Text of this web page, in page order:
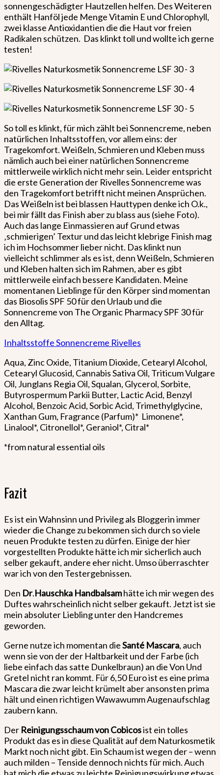
sonnengeschädigter Hautzellen helfen. Des Weiteren
enthält Hanföl jede Menge Vitamin E und Chlorophyll,
zwei klasse Antioxidantien die die Haut vor freien
Radikalen schützen. Das klinkt toll und wollte ich gerne
testen!
So toll es klinkt, für mich zählt bei Sonnencreme, neben
natürlichen Inhaltsstoffen, vor allem eins: der
Tragekomfort. Weißeln, Schmieren und Kleben muss
nämlich auch bei einer natürlichen Sonnencreme
mittlerweile wirklich nicht mehr sein. Leider entspricht
die erste Generation der Rivelles Sonnencreme was
den Tragekomfort betrifft nicht meinen Ansprüchen.
Das Weißeln ist bei blassen Hauttypen denke ich O.k.,
bei mir fällt das Finish aber zu blass aus (siehe Foto).
Auch das lange Einmassieren auf Grund etwas
‚schmierigen’ Textur und das leicht klebrige Finish mag
ich im Hochsommer lieber nicht. Das klinkt nun
vielleicht schlimmer als es ist, denn Weißeln, Schmieren
und Kleben halten sich im Rahmen, aber es gibt
mittlerweile einfach bessere Kandidaten. Meine
momentanen Lieblinge für den Körper sind momentan
das Biosolis SPF 50 für den Urlaub und die
Sonnencreme von The Organic Pharmacy SPF 30 für
den Alltag.
Inhaltsstoffe Sonnencreme Rivelles
Aqua, Zinc Oxide, Titanium Dioxide, Cetearyl Alcohol,
Cetearyl Glucosid, Cannabis Sativa Oil, Triticum Vulgare
Oil, Junglans Regia Oil, Squalan, Glycerol, Sorbite,
Butyrospermum Parkii Butter, Lactic Acid, Benzyl
Alcohol, Benzoic Acid, Sorbic Acid, Trimethylglycine,
Xanthan Gum, Fragrance (Parfum)* Limonene*,
Linalool*, Citronellol*, Geraniol*, Citral*
*from natural essential oils
Fazit
Es ist ein Wahnsinn und Privileg als Bloggerin immer
wieder die Change zu bekommen sich durch so viele
neuen Produkte testen zu dürfen. Einige der hier
vorgestellten Produkte hätte ich mir sicherlich auch
selber gekauft, andere eher nicht. Umso überraschter
war ich von den Testergebnissen.
Den Dr.Hauschka Handbalsamhätte ich mir wegen des
Duftes wahrscheinlich nicht selber gekauft. Jetzt ist sie
mein absoluter Liebling unter den Handcremes
geworden.
Gerne nutze ich momentan dieSanté Mascara, auch
wenn sie von der der Haltbarkeit und der Farbe (ich
liebe einfach das satte Dunkelbraun) an die Von Und
Gretel nicht ran kommt. Für 6,50 Euro ist es eine prima
Mascara die zwar leicht krümelt aber ansonsten prima
hält und einen richtigen Wawawumm Augenaufschlag
zaubern kann.
Der Reinigungsschaum von Cobicosist ein tolles
Produkt das es in diese Qualität auf dem Naturkosmetik
Markt noch nicht gibt. Ein Schaum ist wegen der – wenn
auch milden – Tenside dennoch nichts für mich. Auch